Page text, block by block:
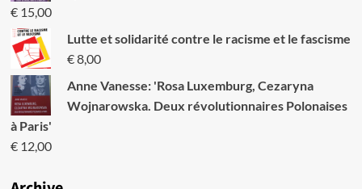
€15,00
Lutte et solidarité contre le racisme et le fascisme
€8,00
Anne Vanesse: 'Rosa Luxemburg, Cezaryna
Wojnarowska. Deux révolutionnaires Polonaises
à Paris'
€12,00